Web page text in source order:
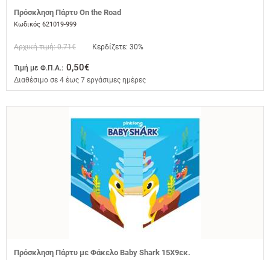
Πρόσκληση Πάρτυ On the Road
Κωδικός 621019-999
Αρχική τιμή: 0.71€ Κερδίζετε: 30%
Τιμή με Φ.Π.Α.: 0,50€
Διαθέσιμο σε 4 έως 7 εργάσιμες ημέρες
Πρόσκληση Πάρτυ με Φάκελο Baby Shark 15X9εκ.